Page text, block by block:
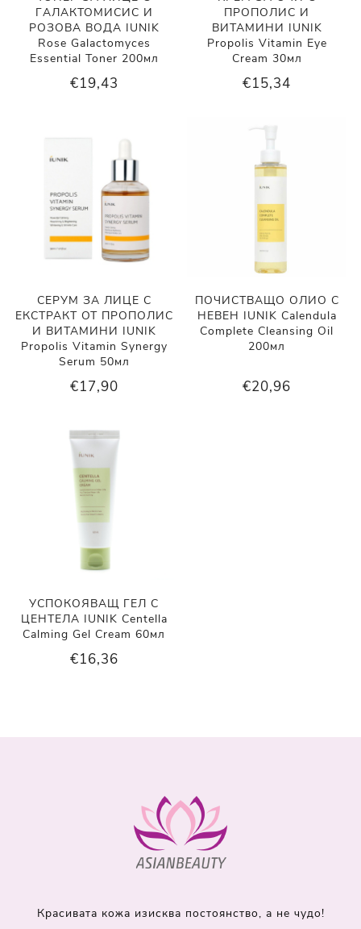
ГАЛАКТОМИСИС И
РОЗОВА ВОДА IUNIK
Rose Galactomyces
Essential Toner 200мл
€19,43
ПРОПОЛИС И
ВИТАМИНИ IUNIK
Propolis Vitamin Eye
Cream 30мл
€15,34
СЕРУМ ЗА ЛИЦЕ С
ЕКСТРАКТ ОТ ПРОПОЛИС
И ВИТАМИНИ IUNIK
Propolis Vitamin Synergy
Serum 50мл
€17,90
ПОЧИСТВАЩО ОЛИО С
НЕВЕН IUNIK Calendula
Complete Cleansing Oil
200мл
€20,96
УСПОКОЯВАЩ ГЕЛ С
ЦЕНТЕЛА IUNIK Centella
Calming Gel Cream 60мл
€16,36
Красивата кожа изисква постоянство, а не чудо!